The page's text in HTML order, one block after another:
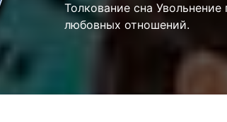
Толкование сна
любовных отношений.